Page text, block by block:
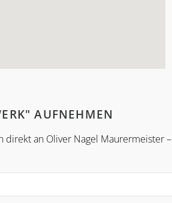
AUFNEHMEN
direkt an Oliver Nagel Maurermeister –